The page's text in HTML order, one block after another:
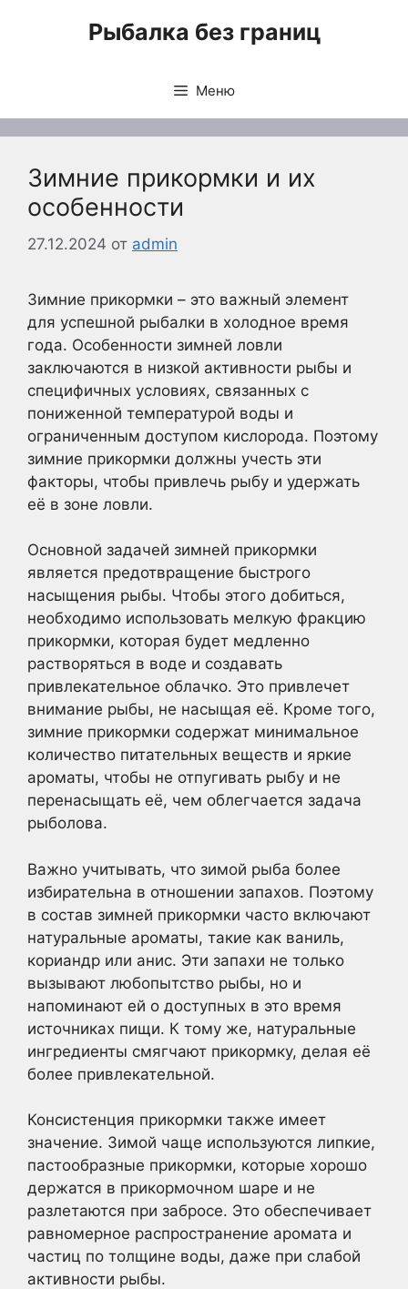
Рыбалка без границ
Меню
Зимние прикормки и их
особенности
27.12.2024 от admin
Зимние прикормки – это важный элемент
для успешной рыбалки в холодное время
года. Особенности зимней ловли
заключаются в низкой активности рыбы и
специфичных условиях, связанных с
пониженной температурой воды и
ограниченным доступом кислорода. Поэтому
зимние прикормки должны учесть эти
факторы, чтобы привлечь рыбу и удержать
её в зоне ловли.
Основной задачей зимней прикормки
является предотвращение быстрого
насыщения рыбы. Чтобы этого добиться,
необходимо использовать мелкую фракцию
прикормки, которая будет медленно
растворяться в воде и создавать
привлекательное облачко. Это привлечет
внимание рыбы, не насыщая её. Кроме того,
зимние прикормки содержат минимальное
количество питательных веществ и яркие
ароматы, чтобы не отпугивать рыбу и не
перенасыщать её, чем облегчается задача
рыболова.
Важно учитывать, что зимой рыба более
избирательна в отношении запахов. Поэтому
в состав зимней прикормки часто включают
натуральные ароматы, такие как ваниль,
кориандр или анис. Эти запахи не только
вызывают любопытство рыбы, но и
напоминают ей о доступных в это время
источниках пищи. К тому же, натуральные
ингредиенты смягчают прикормку, делая её
более привлекательной.
Консистенция прикормки также имеет
значение. Зимой чаще используются липкие,
пастообразные прикормки, которые хорошо
держатся в прикормочном шаре и не
разлетаются при забросе. Это обеспечивает
равномерное распространение аромата и
частиц по толщине воды, даже при слабой
активности рыбы.